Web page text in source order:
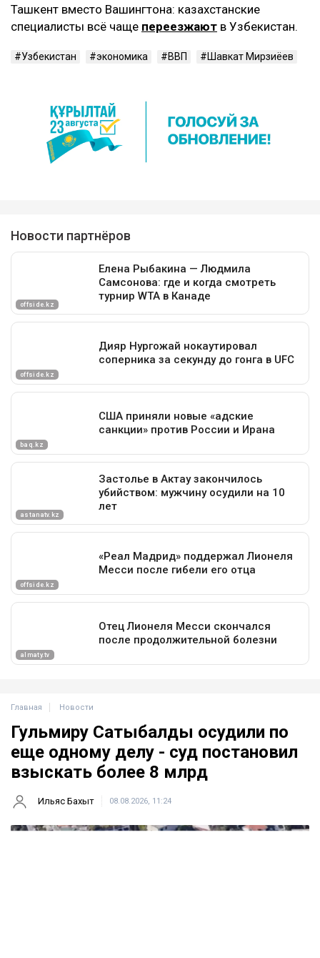
‎Ташкент вместо Вашингтона: казахстанские
специалисты всё чаще переезжают в Узбекистан.
Узбекистан экономика ВВП Шавкат Мирзиёев
Главная Новости
Гульмиру Сатыбалды осудили по
еще одному делу - суд постановил
взыскать более 8 млрд
Ильяс Бахыт 08.08.2026, 11:24